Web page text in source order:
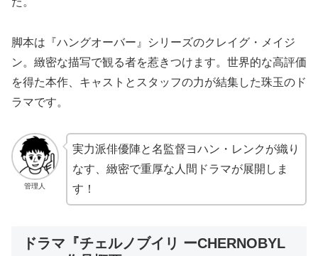
脚本は『ハングオーバー』シリーズのクレイグ・メイジ
ン。緻密な描写で観る者を惹きつけます。世界的な高評価
を得た本作、キャストとスタッフの力が結集した珠玉のド
ラマです。
管理人
実力派俳優陣と名監督ヨハン・レンクが織り
なす、緻密で重厚な人間ドラマが展開しま
す！
ドラマ『チェルノブイリ ーCHERNOBYL